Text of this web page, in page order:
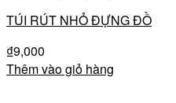
TÚI RÚT NHỎ ĐỰNG ĐỒ
₫9,000
Thêm vào giỏ hàng